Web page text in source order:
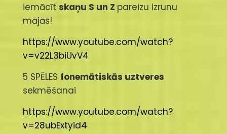
iemācīt skaņu S un Z pareizu izrunu
mājās!
https://www.youtube.com/watch?
v=v22L3biUvV4
5 SPĒLES fonemātiskās uztveres
sekmēšanai
https://www.youtube.com/watch?
v=28ubExtyid4